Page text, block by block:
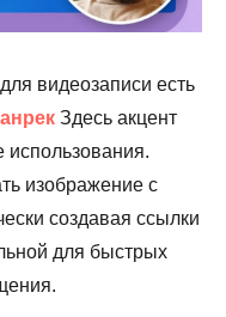
видеозаписи есть
Здесь акцент
использования.
изображение с
создавая ссылки
для быстрых